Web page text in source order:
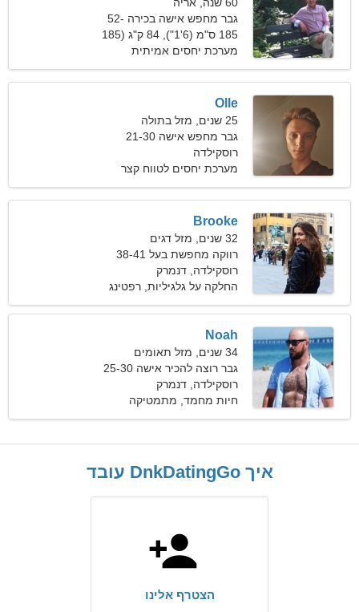
גבר מחפש אישה בכירה 52-
58
185 ס"מ (6'1"), 84 ק"ג (185
פאונד)
מערכת יחסים אמיתית
Olle
25 שנים, מזל בתולה
גבר מחפש אישה 21-30
רוסקילדה
מערכת יחסים לטווח קצר
Brooke
32 שנים, מזל דגים
רווקה מחפשת בעל 38-41
רוסקילדה, דנמרק
החלקה על גלגיליות, רפטינג
Noah
34 שנים, מזל תאומים
גבר רוצה להכיר אישה 25-30
רוסקילדה, דנמרק
חיות מחמד, מתמטיקה
איך DnkDatingGo עובד
הצטרף אלינו